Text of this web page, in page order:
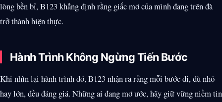
lòng bền bỉ, B123 khẳng định rằng giấc mơ của mình đang trên đà
trở thành hiện thực.
Hành Trình Không Ngừng Tiến Bước
Khi nhìn lại hành trình đó, B123 nhận ra rằng mỗi bước đi, dù nhỏ
hay lớn, đều đáng giá. Những ai đang mơ ước, hãy giữ vững niềm tin